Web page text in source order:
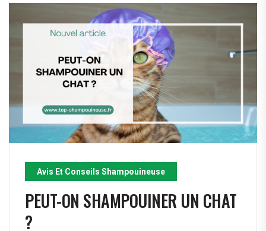
Avis Et Conseils Shampouineuse
PEUT-ON SHAMPOUINER UN CHAT
?